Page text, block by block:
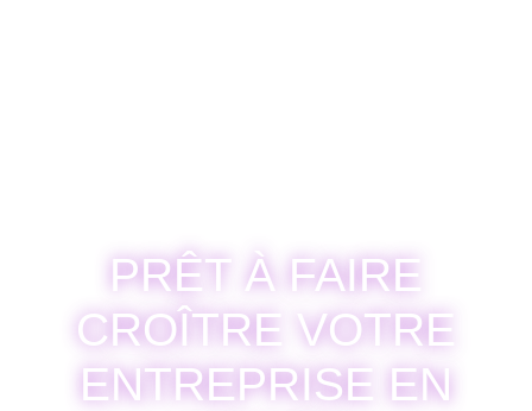
PRÊT À FAIRE
CROÎTRE VOTRE
ENTREPRISE EN